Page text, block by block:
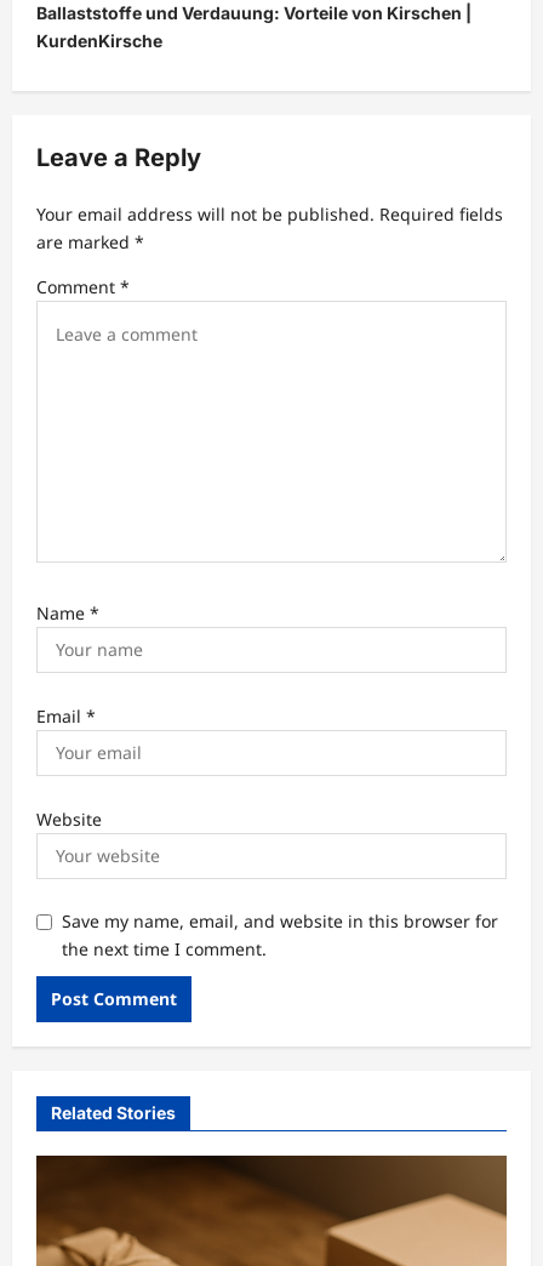
n
a
v
g
a
t
i
Ballaststoffe und Verdauung: Vorteile von Kirschen |
KurdenKirsche
Leave a Reply
Your email address will not be published. Required fields
are marked *
Comment *
Name *
Email *
Website
Save my name, email, and website in this browser for
the next time I comment.
Related Stories